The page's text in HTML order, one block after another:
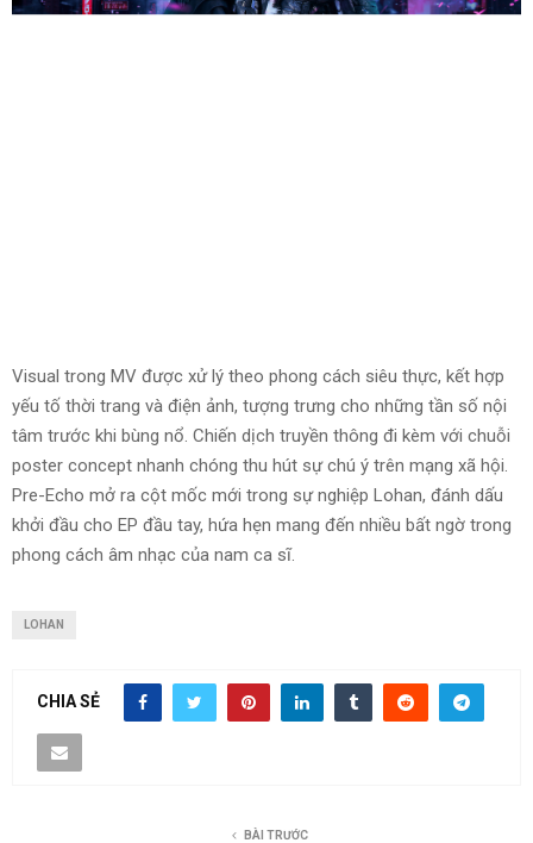
Visual trong MV được xử lý theo phong cách siêu thực, kết hợp
yếu tố thời trang và điện ảnh, tượng trưng cho những tần số nội
tâm trước khi bùng nổ. Chiến dịch truyền thông đi kèm với chuỗi
poster concept nhanh chóng thu hút sự chú ý trên mạng xã hội.
Pre-Echo mở ra cột mốc mới trong sự nghiệp Lohan, đánh dấu
khởi đầu cho EP đầu tay, hứa hẹn mang đến nhiều bất ngờ trong
phong cách âm nhạc của nam ca sĩ.
LOHAN
CHIA SẺ
BÀI TRƯỚC